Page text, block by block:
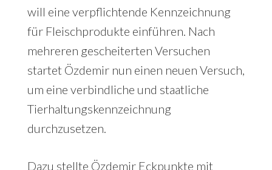
will eine verpflichtende Kennzeichnung
für Fleischprodukte einführen. Nach
mehreren gescheiterten Versuchen
startet Özdemir nun einen neuen Versuch,
um eine verbindliche und staatliche
Tierhaltungskennzeichnung
durchzusetzen.
Dazu stellte Özdemir Eckpunkte mit